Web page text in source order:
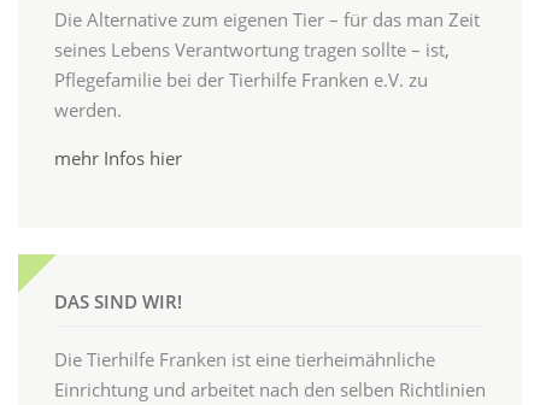
Die Alternative zum eigenen Tier – für das man Zeit
seines Lebens Verantwortung tragen sollte – ist,
Pflegefamilie bei der Tierhilfe Franken e.V. zu
werden.
mehr Infos hier
DAS SIND WIR!
Die Tierhilfe Franken ist eine tierheimähnliche
Einrichtung und arbeitet nach den selben Richtlinien